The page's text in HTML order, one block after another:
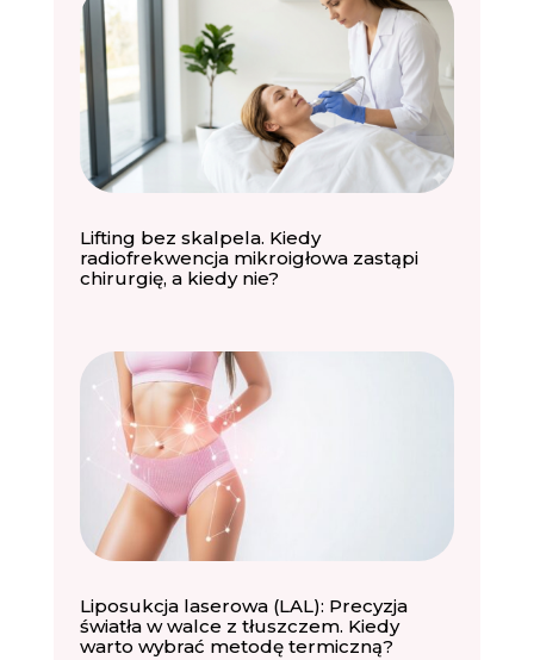
Lifting bez skalpela. Kiedy
radiofrekwencja mikroigłowa zastąpi
chirurgię, a kiedy nie?
Liposukcja laserowa (LAL): Precyzja
światła w walce z tłuszczem. Kiedy
warto wybrać metodę termiczną?